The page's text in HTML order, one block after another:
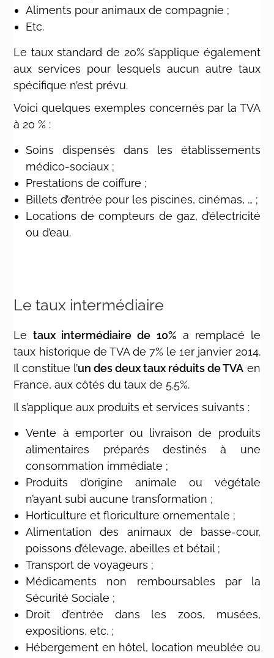
Aliments pour animaux de compagnie ;
Etc.
Le taux standard de 20% s’applique également
aux services pour lesquels aucun autre taux
spécifique n’est prévu.
Voici quelques exemples concernés par la TVA
à 20 % :
Soins dispensés dans les établissements
médico-sociaux ;
Prestations de coiffure ;
Billets d’entrée pour les piscines, cinémas, … ;
Locations de compteurs de gaz, d’électricité
ou d’eau.
Le taux intermédiaire
Letaux intermédiaire de 10% a remplacé le
taux historique de TVA de 7% le 1er janvier 2014.
Il constitue l’un des deux taux réduits de TVA en
France, aux côtés du taux de 5.5%.
Il s’applique aux produits et services suivants :
Vente à emporter ou livraison de produits
alimentaires préparés destinés à une
consommation immédiate ;
Produits d’origine animale ou végétale
n’ayant subi aucune transformation ;
Horticulture et floriculture ornementale ;
Alimentation des animaux de basse-cour,
poissons d’élevage, abeilles et bétail ;
Transport de voyageurs ;
Médicaments non remboursables par la
Sécurité Sociale ;
Droit d’entrée dans les zoos, musées,
expositions, etc. ;
Hébergement en hôtel, location meublée ou